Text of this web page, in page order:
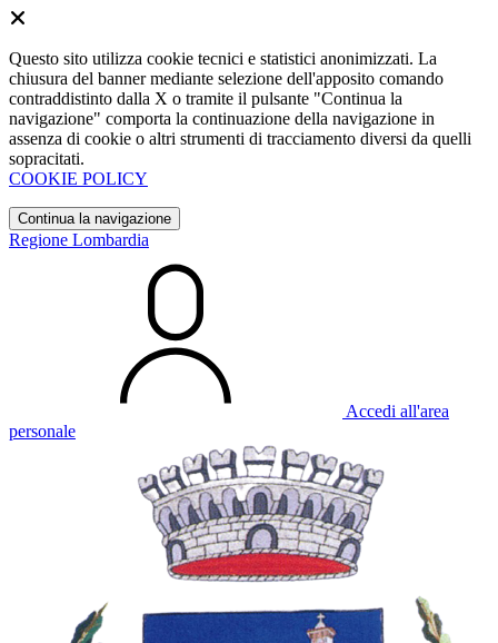
Questo sito utilizza cookie tecnici e statistici anonimizzati. La
chiusura del banner mediante selezione dell'apposito comando
contraddistinto dalla X o tramite il pulsante "Continua la
navigazione" comporta la continuazione della navigazione in
assenza di cookie o altri strumenti di tracciamento diversi da quelli
sopracitati.
COOKIE POLICY
Continua la navigazione
Regione Lombardia
Accedi all'area
personale